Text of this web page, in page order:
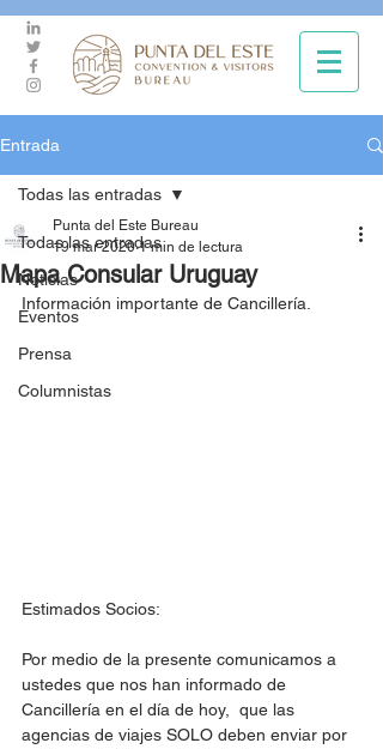
Entrada
Todas las entradas
Noticias
Eventos
Prensa
Columnistas
Todas las entradas
Mapa Consular Uruguay
Punta del Este Bureau
19 mar 2020 1 min de lectura
Información importante de Cancillería.
Estimados Socios:
Por medio de la presente comunicamos a
ustedes que nos han informado de
Cancillería en el día de hoy,  que las
agencias de viajes SOLO deben enviar por